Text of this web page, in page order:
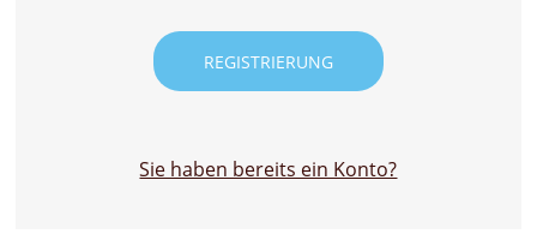
Sie haben bereits ein Konto?